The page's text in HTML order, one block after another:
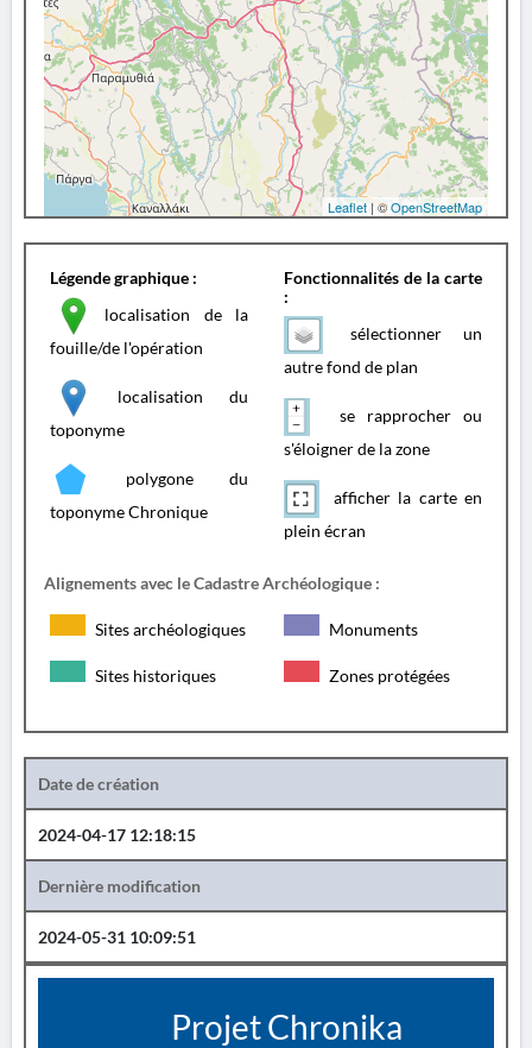
Leaflet | ©OpenStreetMap
Légende graphique :
localisation de la
fouille/de l'opération
localisation du
toponyme
polygone du
toponyme Chronique
Fonctionnalités de la carte
:
sélectionner un
autre fond de plan
se rapprocher ou
s'éloigner de la zone
afficher la carte en
plein écran
Alignements avec le Cadastre Archéologique :
Sites archéologiques Monuments
Sites historiques Zones protégées
Date de création
2024-04-17 12:18:15
Dernière modification
2024-05-31 10:09:51
Projet Chronika